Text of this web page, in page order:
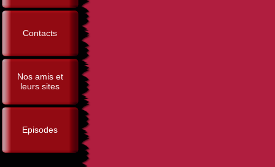
Contacts
Nos amis et
leurs sites
Episodes